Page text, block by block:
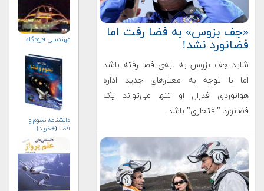
«جف بزوس» به فضا رفت اما
فضانورد نشد!
شاید جف بزوس به لبه‌ی فضا رفته باشد
اما با توجه به معیارهای جدید اداره
هوانوردی فدرال او تنها می‌تواند یک
فضانورد "افتخاری" باشد.
مهندسي فرودگاه
دانشنامه نجوم و
فضا (+خرید)